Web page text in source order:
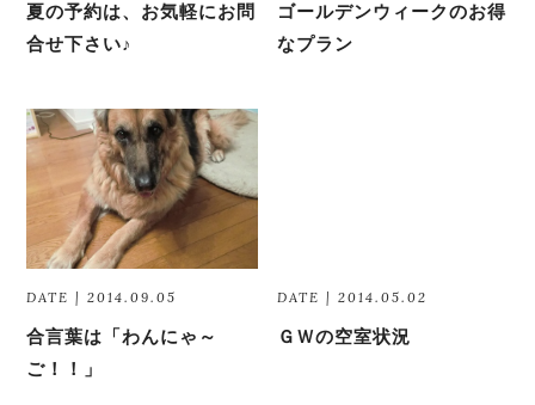
夏の予約は、お気軽にお問
合せ下さい♪
ゴールデンウィークのお得
なプラン
DATE | 2014.09.05
合言葉は「わんにゃ～
ご！！」
DATE | 2014.05.02
ＧＷの空室状況